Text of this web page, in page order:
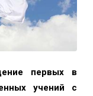
первых в
учений с